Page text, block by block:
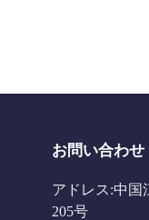
お問い合わせ
アドレス:中国
205号